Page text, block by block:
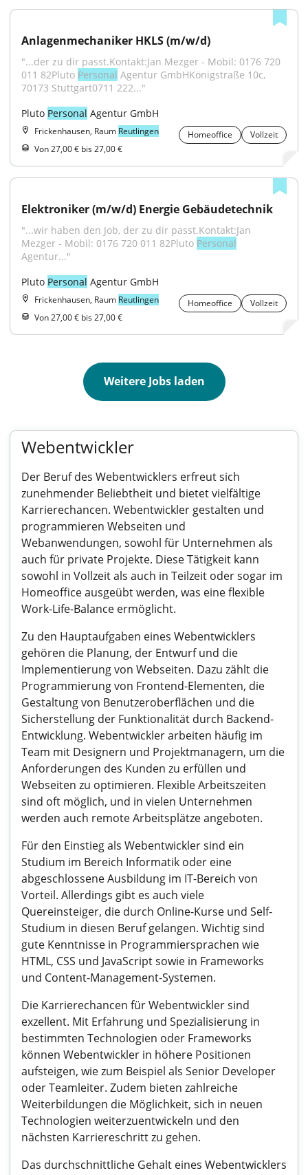
Anlagenmechaniker HKLS (m/w/d)
"...der zu dir passt.Kontakt:Jan Mezger - Mobil: 0176 720
011 82Pluto Personal Agentur GmbHKönigstraße 10c,
70173 Stuttgart0711 222..."
Pluto Personal Agentur GmbH
Frickenhausen, Raum Reutlingen Homeoffice
Vollzeit
Von 27,00 € bis 27,00 €
Elektroniker (m/w/d) Energie Gebäudetechnik
"...wir haben den Job, der zu dir passt.Kontakt:Jan
Mezger - Mobil: 0176 720 011 82Pluto Personal
Agentur..."
Pluto Personal Agentur GmbH
Frickenhausen, Raum Reutlingen Homeoffice
Vollzeit
Von 27,00 € bis 27,00 €
Weitere Jobs laden
Webentwickler
Der Beruf des Webentwicklers erfreut sich
zunehmender Beliebtheit und bietet vielfältige
Karrierechancen. Webentwickler gestalten und
programmieren Webseiten und
Webanwendungen, sowohl für Unternehmen als
auch für private Projekte. Diese Tätigkeit kann
sowohl in Vollzeit als auch in Teilzeit oder sogar im
Homeoffice ausgeübt werden, was eine flexible
Work-Life-Balance ermöglicht.
Zu den Hauptaufgaben eines Webentwicklers
gehören die Planung, der Entwurf und die
Implementierung von Webseiten. Dazu zählt die
Programmierung von Frontend-Elementen, die
Gestaltung von Benutzeroberflächen und die
Sicherstellung der Funktionalität durch Backend-
Entwicklung. Webentwickler arbeiten häufig im
Team mit Designern und Projektmanagern, um die
Anforderungen des Kunden zu erfüllen und
Webseiten zu optimieren. Flexible Arbeitszeiten
sind oft möglich, und in vielen Unternehmen
werden auch remote Arbeitsplätze angeboten.
Für den Einstieg als Webentwickler sind ein
Studium im Bereich Informatik oder eine
abgeschlossene Ausbildung im IT-Bereich von
Vorteil. Allerdings gibt es auch viele
Quereinsteiger, die durch Online-Kurse und Self-
Studium in diesen Beruf gelangen. Wichtig sind
gute Kenntnisse in Programmiersprachen wie
HTML, CSS und JavaScript sowie in Frameworks
und Content-Management-Systemen.
Die Karrierechancen für Webentwickler sind
exzellent. Mit Erfahrung und Spezialisierung in
bestimmten Technologien oder Frameworks
können Webentwickler in höhere Positionen
aufsteigen, wie zum Beispiel als Senior Developer
oder Teamleiter. Zudem bieten zahlreiche
Weiterbildungen die Möglichkeit, sich in neuen
Technologien weiterzuentwickeln und den
nächsten Karriereschritt zu gehen.
Das durchschnittliche Gehalt eines Webentwicklers